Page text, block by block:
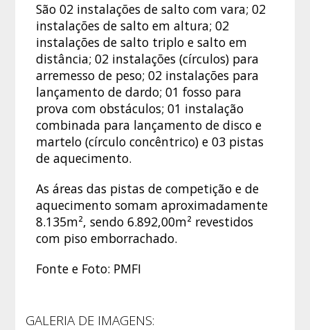
São 02 instalações de salto com vara; 02
instalações de salto em altura; 02
instalações de salto triplo e salto em
distância; 02 instalações (círculos) para
arremesso de peso; 02 instalações para
lançamento de dardo; 01 fosso para
prova com obstáculos; 01 instalação
combinada para lançamento de disco e
martelo (círculo concêntrico) e 03 pistas
de aquecimento.
As áreas das pistas de competição e de
aquecimento somam aproximadamente
8.135m², sendo 6.892,00m² revestidos
com piso emborrachado.
Fonte e Foto: PMFI
GALERIA DE IMAGENS: